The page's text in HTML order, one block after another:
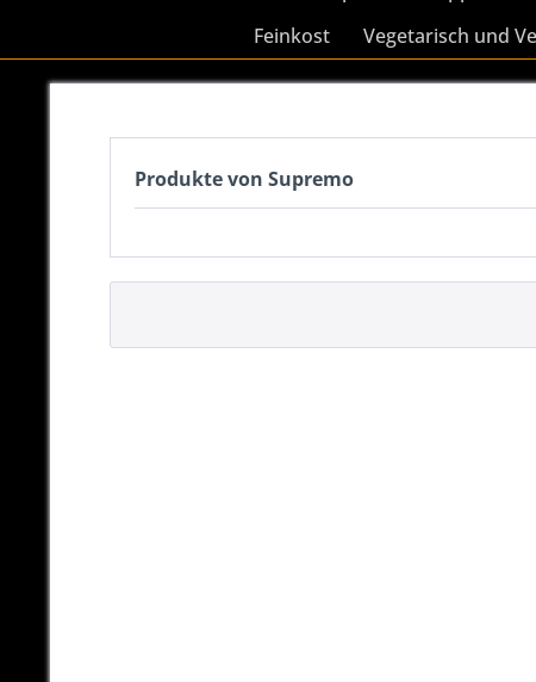
Feinkost
Vegetarisch und
Produkte von Supremo